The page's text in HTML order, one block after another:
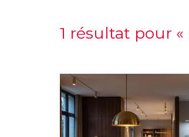
1 résultat pour «